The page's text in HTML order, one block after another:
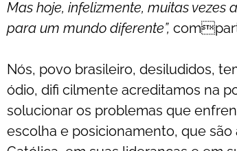
Mas hoje, infelizmente, muitas
para um mundo diferente”,
Nós, povo brasileiro, desiludidos,
ódio, difi cilmente acreditamos na
solucionar os problemas que
escolha e posicionamento, que